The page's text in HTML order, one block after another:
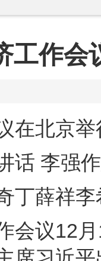
工作会
在北京举
话 李强
丁薛祥
议12月